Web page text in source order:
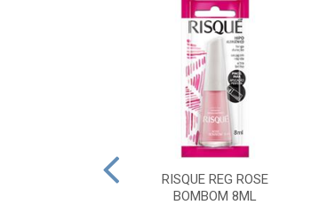
RISQUE REG ROSE
BOMBOM 8ML